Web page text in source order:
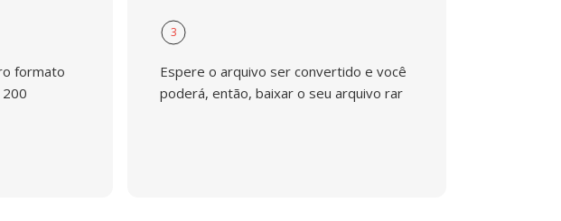
formato
3
Espere o arquivo ser convertido e você
poderá, então, baixar o seu arquivo rar